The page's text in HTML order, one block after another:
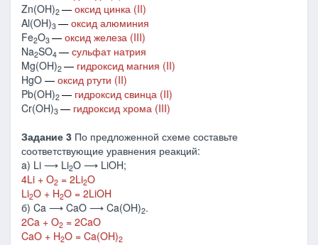
Zn(OH)2 ― оксид цинка (II)
Al(OH)3 ― оксид алюминия
Fe2O3 ― оксид железа (III)
Na2SO4 ― сульфат натрия
Mg(OH)2 ― гидроксид магния (II)
HgO ― оксид ртути (II)
Pb(OH)2 ― гидроксид свинца (II)
Cr(OH)3 ― гидроксид хрома (III)
Задание 3 По предложенной схеме составьте
соответствующие уравнения реакций:
a) Li ⟶ Li2O ⟶ LiOH;
4Li + O2 = 2Li2O
Li2O + H2O = 2LiOH
б) Ca ⟶ CaO ⟶ Ca(OH)2.
2Ca + O2 = 2CaO
CaO + H2O = Ca(OH)2